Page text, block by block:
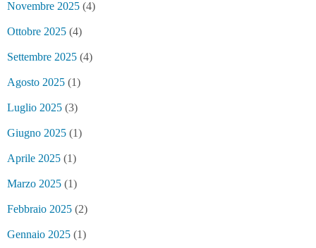
Novembre 2025 (4)
Ottobre 2025 (4)
Settembre 2025 (4)
Agosto 2025 (1)
Luglio 2025 (3)
Giugno 2025 (1)
Aprile 2025 (1)
Marzo 2025 (1)
Febbraio 2025 (2)
Gennaio 2025 (1)